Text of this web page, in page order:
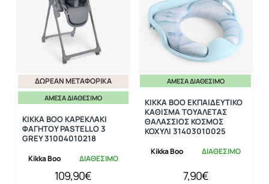
ΆΜΕΣΑ ΔΙΑΘΈΣΙΜΟ
ΔΩΡΕΆΝ ΜΕΤΑΦΟΡΙΚΆ
Kikka Boo ΔΙΑΘΕΣΙΜΟ
KIKKA BOO ΚΑΡΕΚΛΑΚΙ
ΦΑΓΗΤΟΥ PASTELLO 3
GREY 31004010218
109,90€
ΆΜΕΣΑ ΔΙΑΘΈΣΙΜΟ
Kikka Boo ΔΙΑΘΕΣΙΜΟ
KIKKA BOO ΕΚΠΑΙΔΕΥΤΙΚΟ
ΚΑΘΙΣΜΑ ΤΟΥΑΛΕΤΑΣ
ΘΑΛΑΣΣΙΟΣ ΚΟΣΜΟΣ
ΚΟΧΥΛΙ 31403010025
7,90€